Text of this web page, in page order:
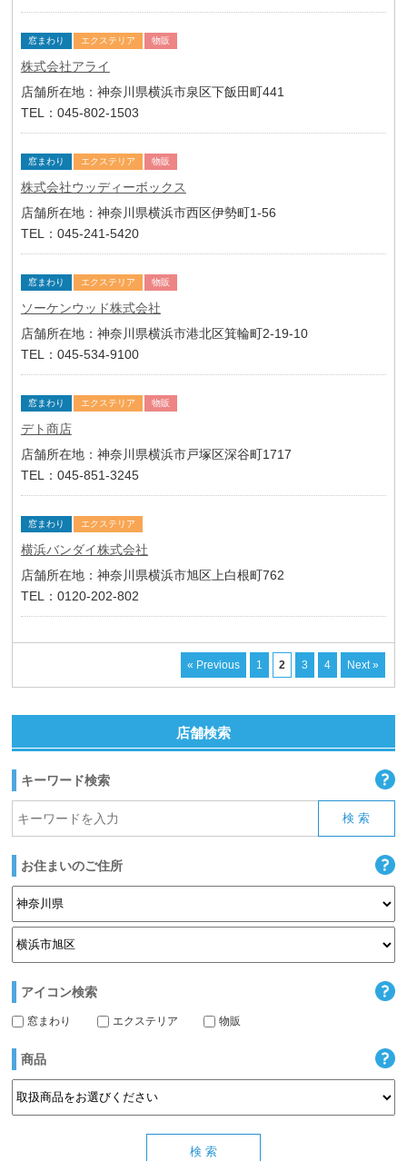
窓まわり エクステリア 物販
株式会社アライ
店舗所在地：神奈川県横浜市泉区下飯田町441
TEL：045-802-1503
窓まわり エクステリア 物販
株式会社ウッディーボックス
店舗所在地：神奈川県横浜市西区伊勢町1-56
TEL：045-241-5420
窓まわり エクステリア 物販
ソーケンウッド株式会社
店舗所在地：神奈川県横浜市港北区箕輪町2-19-10
TEL：045-534-9100
窓まわり エクステリア 物販
デト商店
店舗所在地：神奈川県横浜市戸塚区深谷町1717
TEL：045-851-3245
窓まわり エクステリア
横浜バンダイ株式会社
店舗所在地：神奈川県横浜市旭区上白根町762
TEL：0120-202-802
« Previous 1 2 3 4 Next »
店舗検索
キーワード検索
お住まいのご住所
アイコン検索
窓まわり エクステリア 物販
商品